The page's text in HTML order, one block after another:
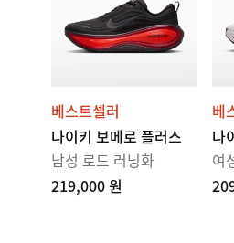
베스트셀러
나이키 보메로 플러스
남성 로드 러닝화
219,000 원
베
나
여